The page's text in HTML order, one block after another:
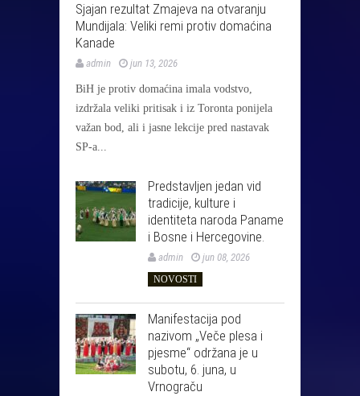
Sjajan rezultat Zmajeva na otvaranju
Mundijala: Veliki remi protiv domaćina
Kanade
admin jun 13, 2026
BiH je protiv domaćina imala vodstvo,
izdržala veliki pritisak i iz Toronta ponijela
važan bod, ali i jasne lekcije pred nastavak
SP-a...
Predstavljen jedan vid
tradicije, kulture i
identiteta naroda Paname
i Bosne i Hercegovine.
admin jun 08, 2026
NOVOSTI
Manifestacija pod
nazivom „Veče plesa i
pjesme“ održana je u
subotu, 6. juna, u
Vrnograču